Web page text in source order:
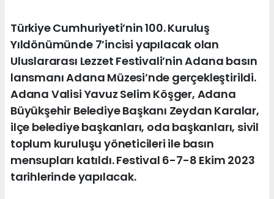
Türkiye Cumhuriyeti’nin 100. Kuruluş
Yıldönümünde 7’incisi yapılacak olan
Uluslararası Lezzet Festivali’nin Adana basın
lansmanı Adana Müzesi’nde gerçekleştirildi.
Adana Valisi Yavuz Selim Köşger, Adana
Büyükşehir Belediye Başkanı Zeydan Karalar,
ilçe belediye başkanları, oda başkanları, sivil
toplum kuruluşu yöneticileri ile basın
mensupları katıldı. Festival 6-7-8 Ekim 2023
tarihlerinde yapılacak.